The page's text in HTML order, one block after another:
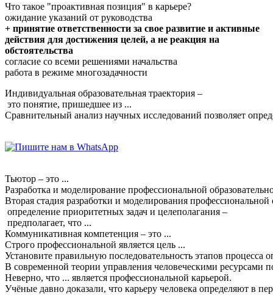
Что такое "проактивная позиция" в карьере?
ожидание указаний от руководства
+ принятие ответственности за свое развитие и активные
действия для достижения целей, а не реакция на
обстоятельства
согласие со всеми решениями начальства
работа в режиме многозадачности
Индивидуальная образовательная траектория –
это понятие, пришедшее из ...
Сравнительный анализ научных исследований позволяет
Тьютор – это ...
Разработка и моделирование профессиональной
Вторая стадия разработки и моделирования профессиональной
определение приоритетных задач и целеполагания –
предполагает, что ...
Коммуникативная компетенция – это ...
Строго профессиональной является цель ...
Установите правильную последовательность этапов процесса
В современной теории управления человеческими ресурсами
Неверно, что ... является профессиональной карьерой.
Учёные давно доказали, что карьеру человека определяют в